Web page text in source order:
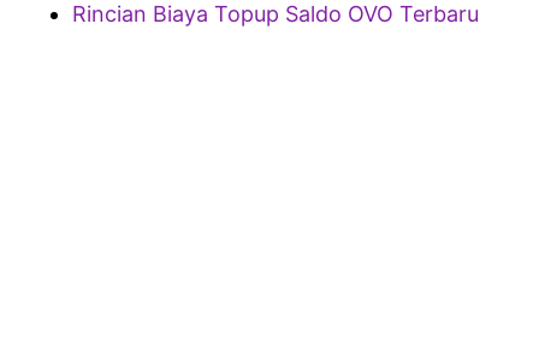
Rincian Biaya Topup Saldo OVO Terbaru